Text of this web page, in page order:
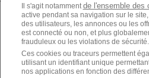
Il s'agit notamment de l'ensemble des
active pendant sa navigation sur le
des utilisateurs, les annonces ou les
est connecté ou non, et plus
frauduleux ou les violations de sécurité.
Ces cookies ou traceurs permettent
utilisant un identifiant unique
nos applications en fonction des